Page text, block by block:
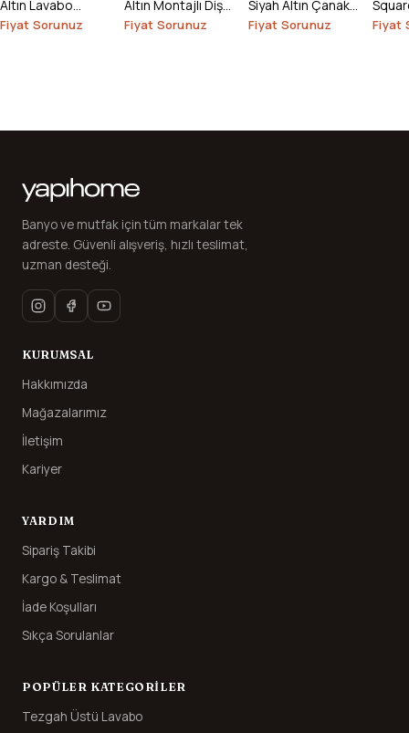
Altın Lavabo
Bataryası (Outlet)
Fiyat Sorunuz
Altın Montajlı Diş
Fırçalık
Fiyat Sorunuz
Siyah Altın Çanak
Lavabo
Fiyat Sorunuz Fiyat
Banyo ve mutfak için tüm markalar tek
adreste. Güvenli alışveriş, hızlı teslimat,
uzman desteği.
KURUMSAL
Hakkımızda
Mağazalarımız
İletişim
Kariyer
YARDIM
Sipariş Takibi
Kargo & Teslimat
İade Koşulları
Sıkça Sorulanlar
POPÜLER KATEGORILER
Tezgah Üstü Lavabo